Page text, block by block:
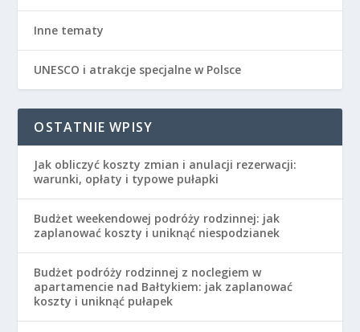
Inne tematy
UNESCO i atrakcje specjalne w Polsce
OSTATNIE WPISY
Jak obliczyć koszty zmian i anulacji rezerwacji:
warunki, opłaty i typowe pułapki
Budżet weekendowej podróży rodzinnej: jak
zaplanować koszty i uniknąć niespodzianek
Budżet podróży rodzinnej z noclegiem w
apartamencie nad Bałtykiem: jak zaplanować
koszty i uniknąć pułapek